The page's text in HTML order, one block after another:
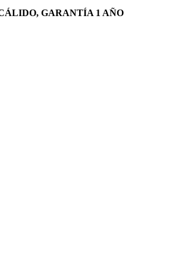
GARANTÍA 1 AÑO